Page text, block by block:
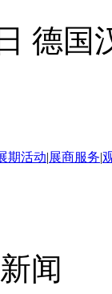
德国
期活动|展商服务|
闻